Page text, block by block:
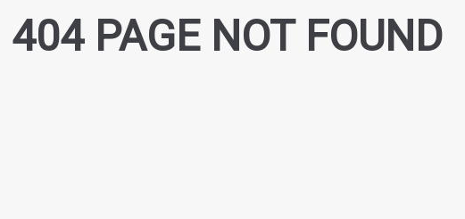
404 PAGE NOT FOUND